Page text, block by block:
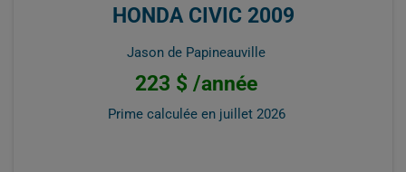
HONDA CIVIC 2009
Jason de Papineauville
223 $ /année
Prime calculée en juillet 2026